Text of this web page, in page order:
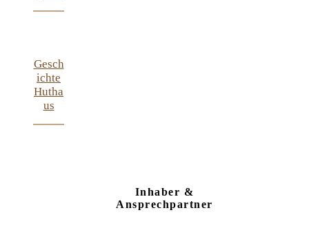
Gesch
Ichte
Hutha
Us
Inhaber &
Ansprechpartner